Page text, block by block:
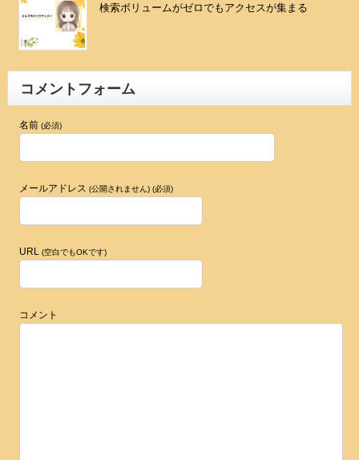
検索ボリュームがゼロでもアクセスが集まる
コメントフォーム
名前 (必須)
メールアドレス (公開されません) (必須)
URL (空白でもOKです)
コメント